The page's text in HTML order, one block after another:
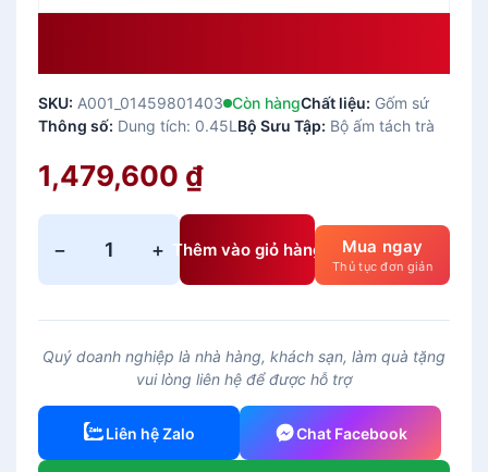
SKU: A001_01459801403 Còn hàngChất liệu: Gốm sứ
Thông số: Dung tích: 0.45L Bộ Sưu Tập: Bộ ấm tách trà
1,479,600 ₫
−
ộ
C
é
+ Thêm vào giỏ hàng Mua ngay
Thủ tục đơn giản
Quý doanh nghiệp là nhà hàng, khách sạn, làm quà tặng
vui lòng liên hệ để được hỗ trợ
Liên hệ Zalo Chat Facebook